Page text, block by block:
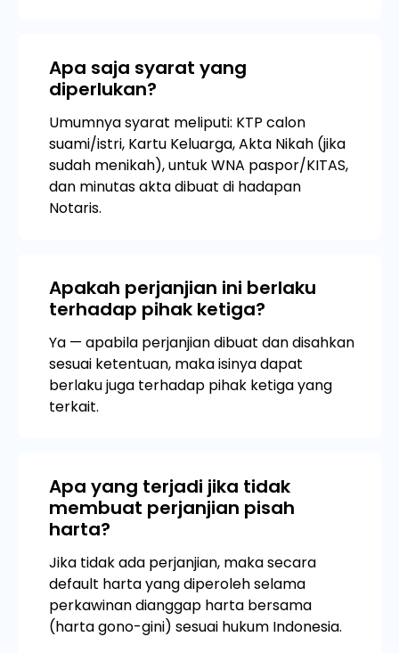
Apa saja syarat yang
diperlukan?
Umumnya syarat meliputi: KTP calon
suami/istri, Kartu Keluarga, Akta Nikah (jika
sudah menikah), untuk WNA paspor/KITAS,
dan minutas akta dibuat di hadapan
Notaris.
Apakah perjanjian ini berlaku
terhadap pihak ketiga?
Ya — apabila perjanjian dibuat dan disahkan
sesuai ketentuan, maka isinya dapat
berlaku juga terhadap pihak ketiga yang
terkait.
Apa yang terjadi jika tidak
membuat perjanjian pisah
harta?
Jika tidak ada perjanjian, maka secara
default harta yang diperoleh selama
perkawinan dianggap harta bersama
(harta gono-gini) sesuai hukum Indonesia.